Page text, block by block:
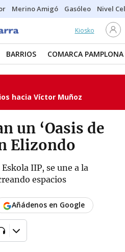
Merino Amigó Gasóleo Nivel
Kiosko
BARRIOS COMARCA PAMPLONA
hacia Víctor Muñoz
un ‘Oasis de
Elizondo
IIP, se une a la
espacios
Añádenos en Google